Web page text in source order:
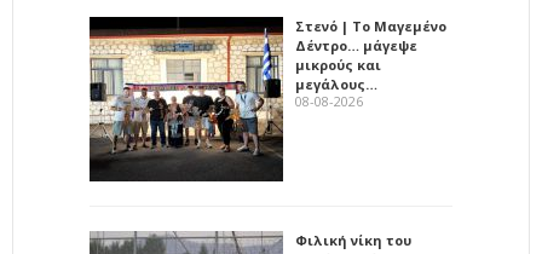
Στενό | Το Μαγεμένο
Δέντρο… μάγεψε
μικρούς και
μεγάλους…
08-08-2026
Φιλική νίκη του